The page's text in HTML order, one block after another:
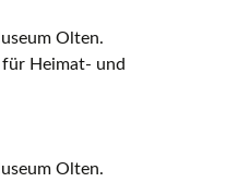
Olten.
Heimat- und
Olten.